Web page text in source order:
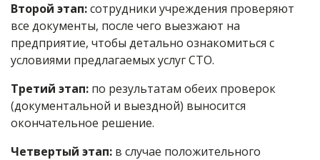
Второй этап:сотрудники учреждения проверяют
все документы, после чего выезжают на
предприятие, чтобы детально ознакомиться с
условиями предлагаемых услуг СТО.
Третий этап: по результатам обеих проверок
(документальной и выездной) выносится
окончательное решение.
Четвертый этап: в случае положительного